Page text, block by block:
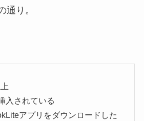
通り。
入されている
アプリをダウンロードした